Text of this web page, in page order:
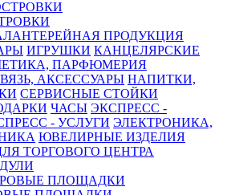
ПРОДУКЦИЯ
ИГРУШКИ КАНЦЕЛЯРСКИЕ
ПАРФЮМЕРИЯ
АКСЕССУАРЫ НАПИТКИ,
СЕРВИСНЫЕ СТОЙКИ
ЧАСЫ ЭКСПРЕСС -
- УСЛУГИ ЭЛЕКТРОНИКА,
ЮВЕЛИРНЫЕ ИЗДЕЛИЯ
ТОРГОВОГО ЦЕНТРА